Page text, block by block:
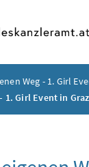
Weg - 1. Girl
1. Girl Event in Graz